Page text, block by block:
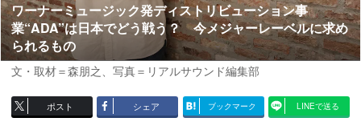
ワーナーミュージック発ディストリビューション事
業“ADA”は日本でどう戦う？ 今メジャーレーベルに求め
られるもの
文・取材＝森朋之、写真＝リアルサウンド編集部
ポスト シェア ブックマーク LINEで送る